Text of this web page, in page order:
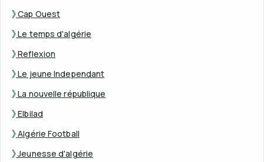
Cap Ouest
Le temps d'algérie
Reflexion
Le jeune Independant
La nouvelle république
Elbilad
Algérie Football
Jeunesse d'algérie